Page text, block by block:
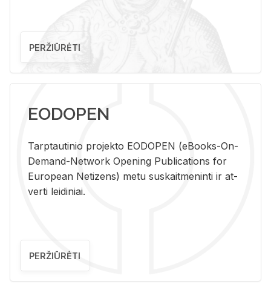
PERŽIŪRĖTI
EODOPEN
Tarp­tau­ti­nio pro­jek­to EO­DO­PEN (eBo­oks-On-
De­mand-Ne­twork Ope­ning Pub­li­ca­tions for
Eu­ro­pe­an Ne­ti­zens) metu su­skait­me­nin­ti ir at­
ver­ti lei­di­niai.
PERŽIŪRĖTI